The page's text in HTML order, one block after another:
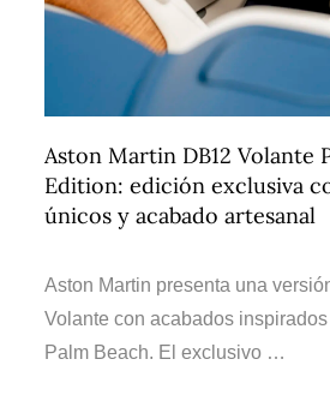
Aston Martin DB12 Volante
Edition: edición exclusiva
únicos y acabado artesanal
Aston Martin presenta una
Volante con acabados
Palm Beach. El exclusivo …